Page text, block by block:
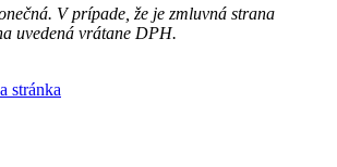
V prípade, že je zmluvná strana
uvedená vrátane DPH.
stránka